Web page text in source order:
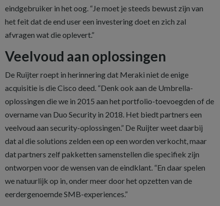
eindgebruiker in het oog. “Je moet je steeds bewust zijn van
het feit dat de end user een investering doet en zich zal
afvragen wat die oplevert.”
Veelvoud aan oplossingen
De Ruijter roept in herinnering dat Meraki niet de enige
acquisitie is die Cisco deed. “Denk ook aan de Umbrella-
oplossingen die we in 2015 aan het portfolio-toevoegden of de
overname van Duo Security in 2018. Het biedt partners een
veelvoud aan security-oplossingen.” De Ruijter weet daarbij
dat al die solutions zelden een op een worden verkocht, maar
dat partners zelf pakketten samenstellen die specifiek zijn
ontworpen voor de wensen van de eindklant. “En daar spelen
we natuurlijk op in, onder meer door het opzetten van de
eerdergenoemde SMB-experiences.”